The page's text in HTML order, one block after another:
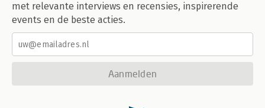
met relevante interviews en recensies, inspirerende
events en de beste acties.
Aanmelden